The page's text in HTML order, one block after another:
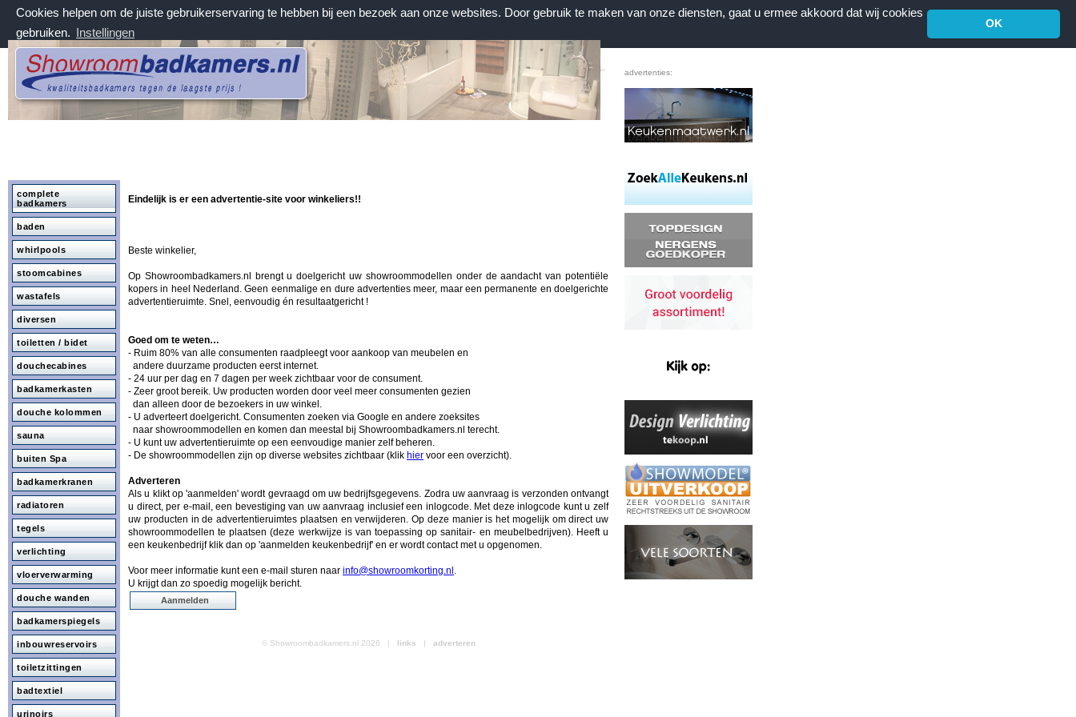
Cookies helpen om de juiste gebruikerservaring te hebben bij een bezoek aan onze websites. Door gebruik te maken van onze diensten, gaat u ermee akkoord dat wij cookies
gebruiken. Instellingen
OK
vrijdag 7 augustus 2026, 21:40 uur
Welkom bij Showroombadkamers.nl
Home | Voorwaarden | Contact Favorieten
advertenties:
complete
badkamers
baden
whirlpools
stoomcabines
wastafels
diversen
toiletten / bidet
douchecabines
badkamerkasten
douche kolommen
sauna
buiten Spa
badkamerkranen
radiatoren
tegels
verlichting
vloerverwarming
douche wanden
badkamerspiegels
inbouwreservoirs
toiletzittingen
badtextiel
urinoirs
Eindelijk is er een advertentie-site voor winkeliers!!
Beste winkelier,
Op Showroombadkamers.nl brengt u doelgericht uw showroommodellen onder de aandacht van potentiële
kopers in heel Nederland. Geen eenmalige en dure advertenties meer, maar een permanente en doelgerichte
advertentieruimte. Snel, eenvoudig én resultaatgericht !
Goed om te weten…
- Ruim 80% van alle consumenten raadpleegt voor aankoop van meubelen en
andere duurzame producten eerst internet.
- 24 uur per dag en 7 dagen per week zichtbaar voor de consument.
- Zeer groot bereik. Uw producten worden door veel meer consumenten gezien
dan alleen door de bezoekers in uw winkel.
- U adverteert doelgericht. Consumenten zoeken via Google en andere zoeksites
naar showroommodellen en komen dan meestal bij Showroombadkamers.nl terecht.
- U kunt uw advertentieruimte op een eenvoudige manier zelf beheren.
- De showroommodellen zijn op diverse websites zichtbaar (klik hier voor een overzicht).
Adverteren
Als u klikt op 'aanmelden' wordt gevraagd om uw bedrijfsgegevens. Zodra uw aanvraag is verzonden ontvangt
u direct, per e-mail, een bevestiging van uw aanvraag inclusief een inlogcode. Met deze inlogcode kunt u zelf
uw producten in de advertentieruimtes plaatsen en verwijderen. Op deze manier is het mogelijk om direct uw
showroommodellen te plaatsen (deze werkwijze is van toepassing op sanitair- en meubelbedrijven). Heeft u
een keukenbedrijf klik dan op 'aanmelden keukenbedrijf' en er wordt contact met u opgenomen.
Voor meer informatie kunt een e-mail sturen naar info@showroomkorting.nl .
U krijgt dan zo spoedig mogelijk bericht.
Aanmelden
© Showroombadkamers.nl 2026 | links | adverteren